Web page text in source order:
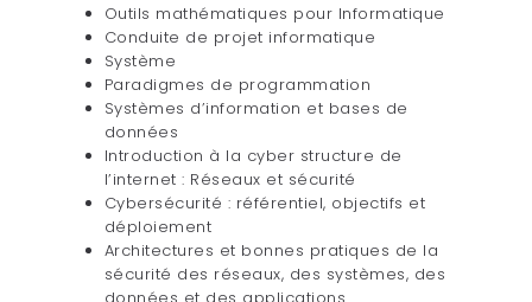
Outils mathématiques pour Informatique
Conduite de projet informatique
Système
Paradigmes de programmation
Systèmes d’information et bases de
données
Introduction à la cyber structure de
l’internet : Réseaux et sécurité
Cybersécurité : référentiel, objectifs et
déploiement
Architectures et bonnes pratiques de la
sécurité des réseaux, des systèmes, des
données et des applications